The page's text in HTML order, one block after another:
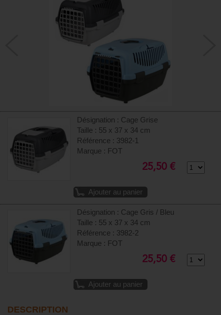
Désignation : Cage Grise
Taille : 55 x 37 x 34 cm
Référence : 3982-1
Marque : FOT
25,50 €
Ajouter au panier
Désignation : Cage Gris / Bleu
Taille : 55 x 37 x 34 cm
Référence : 3982-2
Marque : FOT
25,50 €
Ajouter au panier
DESCRIPTION